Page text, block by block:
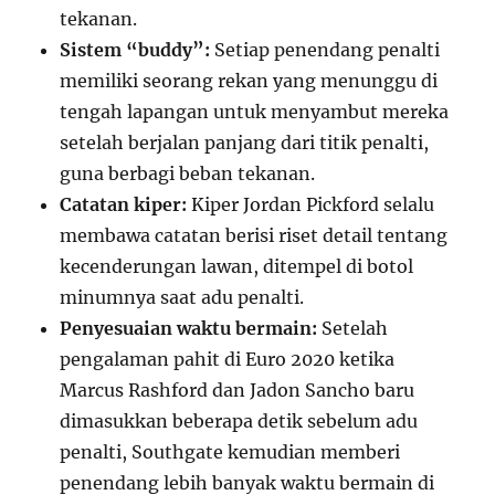
tekanan.
Sistem “buddy”: Setiap penendang penalti
memiliki seorang rekan yang menunggu di
tengah lapangan untuk menyambut mereka
setelah berjalan panjang dari titik penalti,
guna berbagi beban tekanan.
Catatan kiper: Kiper Jordan Pickford selalu
membawa catatan berisi riset detail tentang
kecenderungan lawan, ditempel di botol
minumnya saat adu penalti.
Penyesuaian waktu bermain: Setelah
pengalaman pahit di Euro 2020 ketika
Marcus Rashford dan Jadon Sancho baru
dimasukkan beberapa detik sebelum adu
penalti, Southgate kemudian memberi
penendang lebih banyak waktu bermain di